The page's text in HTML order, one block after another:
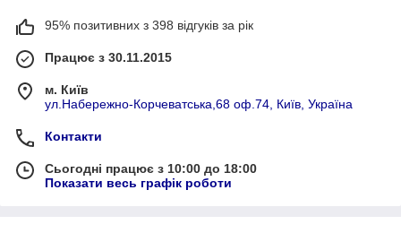
95% позитивних з 398 відгуків за рік
Працює з 30.11.2015
м. Київ
ул.Набережно-Корчеватська,68 оф.74, Київ, Україна
Контакти
Сьогодні працює з 10:00 до 18:00
Показати весь графік роботи